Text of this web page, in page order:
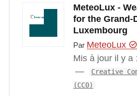
MeteoLux -
for the Grand-
Luxembourg
Par MeteoLux
Mis à jour il y a
Creative
(CC0)